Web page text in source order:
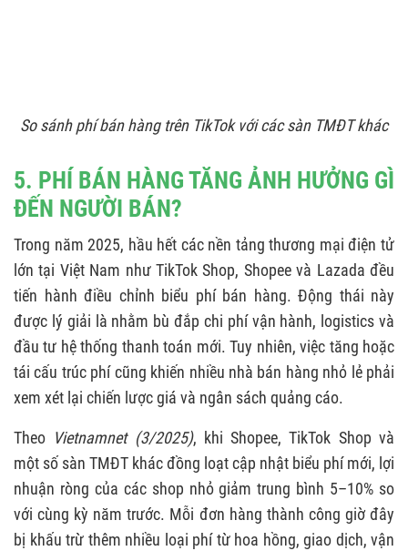
So sánh phí bán hàng trên TikTok với các sàn TMĐT khác
5. PHÍ BÁN HÀNG TĂNG ẢNH HƯỞNG GÌ
ĐẾN NGƯỜI BÁN?
Trong năm 2025, hầu hết các nền tảng thương mại điện tử
lớn tại Việt Nam như TikTok Shop, Shopee và Lazada đều
tiến hành điều chỉnh biểu phí bán hàng. Động thái này
được lý giải là nhằm bù đắp chi phí vận hành, logistics và
đầu tư hệ thống thanh toán mới. Tuy nhiên, việc tăng hoặc
tái cấu trúc phí cũng khiến nhiều nhà bán hàng nhỏ lẻ phải
xem xét lại chiến lược giá và ngân sách quảng cáo.
Theo Vietnamnet (3/2025), khi Shopee, TikTok Shop và
một số sàn TMĐT khác đồng loạt cập nhật biểu phí mới, lợi
nhuận ròng của các shop nhỏ giảm trung bình 5–10% so
với cùng kỳ năm trước. Mỗi đơn hàng thành công giờ đây
bị khấu trừ thêm nhiều loại phí từ hoa hồng, giao dịch, vận